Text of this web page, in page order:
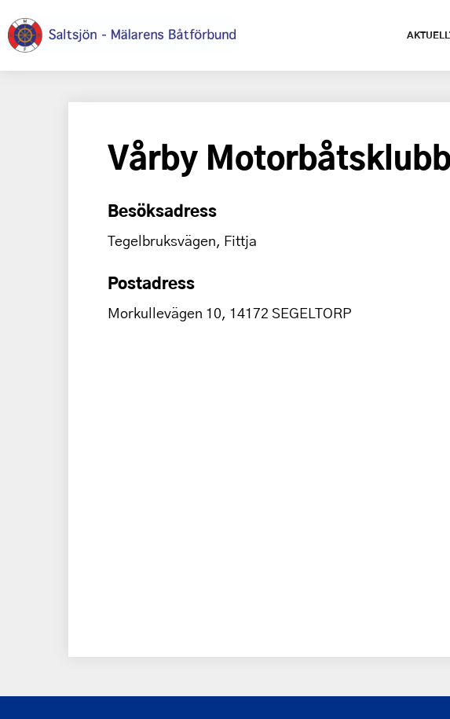
Vårby
Besöksadress
Tegelbruksvägen, Fittja
Postadress
Morkullevägen 10, 14172 SEGELTORP